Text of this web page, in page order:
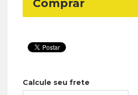
Comprar
Calcule seu frete